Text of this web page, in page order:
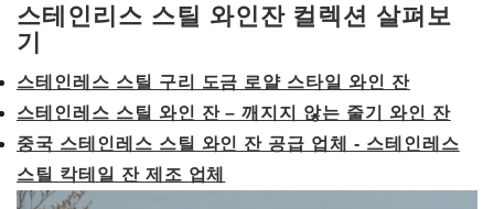
스테인리스 스틸 와인잔 컬렉션 살펴보
기
스테인레스 스틸 구리 도금 로얄 스타일 와인 잔
스테인레스 스틸 와인 잔 – 깨지지 않는 줄기 와인 잔
중국 스테인레스 스틸 와인 잔 공급 업체 - 스테인레스
스틸 칵테일 잔 제조 업체